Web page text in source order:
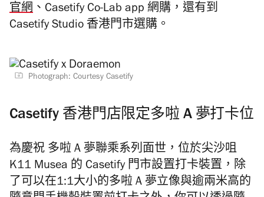
官網 、Casetify Co-Lab app 網購，還有到
Casetify Studio 香港門市選購。
Photograph: Courtesy Casetify
Casetify 香港門店限定多啦 A 夢打卡位
為慶祝 多啦 A 夢聯乘系列面世，位於尖沙咀
K11 Musea 的 Casetify 門市設置打卡裝置，除
了可以在1:1大小的多啦 A 夢立像與逾兩米高的